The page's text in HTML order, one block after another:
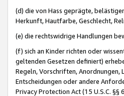
(d) die von Hass geprägte,
Herkunft, Hautfarbe, Geschlecht,
(e) die rechtswidrige Handlungen
(f) sich an Kinder richten oder
geltenden Gesetzen definiert)
Regeln, Vorschriften, Anordnungen,
Entscheidungen oder andere
Privacy Protection Act (15 U.S.C.